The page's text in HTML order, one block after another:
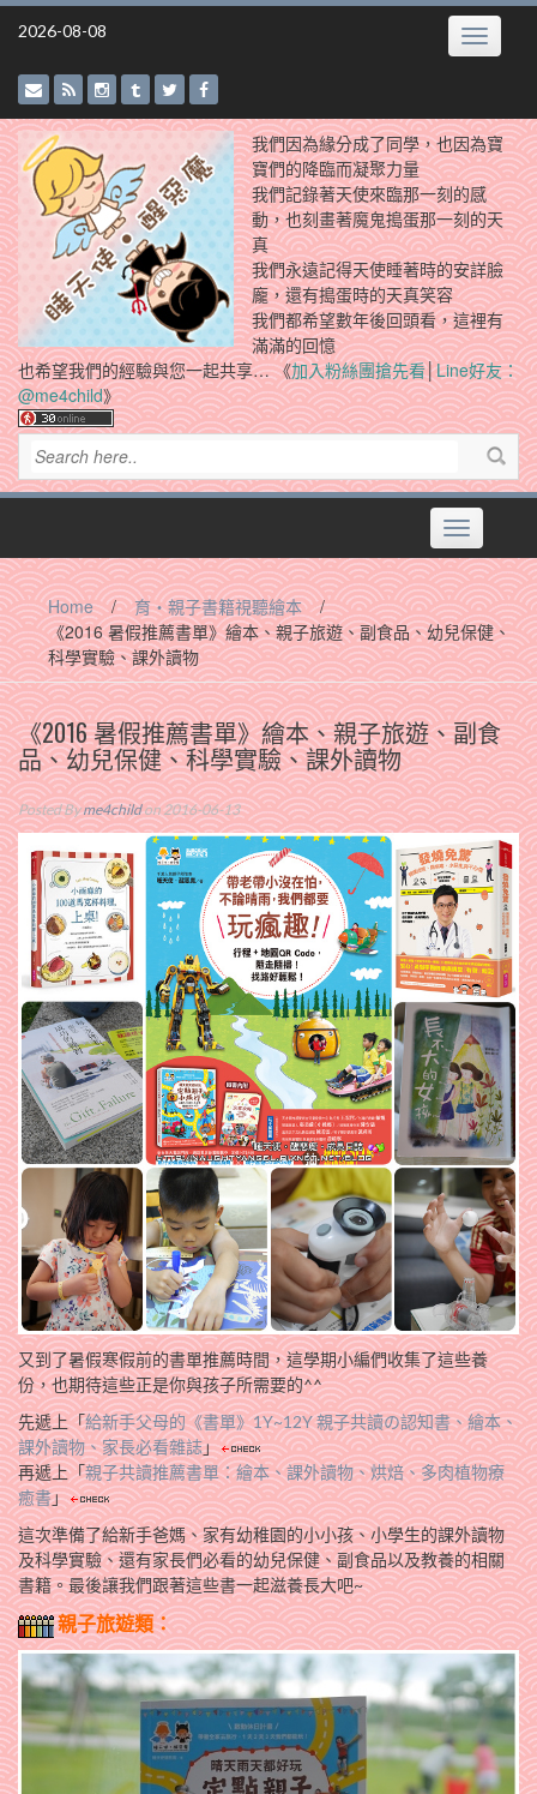
Skip
2026-08-08 Toggle
我們因為緣分成了同學，也因為寶
寶們的降臨而凝聚力量
我們記錄著天使來臨那一刻的感
動，也刻畫著魔鬼搗蛋那一刻的天
真
我們永遠記得天使睡著時的安詳臉
龐，還有搗蛋時的天真笑容
我們都希望數年後回頭看，這裡有
滿滿的回憶
也希望我們的經驗與您一起共享… 《加入粉絲團搶先看│Line好友：
@me4child》
Toggle
navigation
Home / 育‧親子書籍視聽繪本
/
《2016 暑假推薦書單》繪本、親子旅遊、副食品、幼兒保健、
科學實驗、課外讀物
《2016 暑假推薦書單》繪本、親子旅遊、副食
品、幼兒保健、科學實驗、課外讀物
Posted Byme4childon 2016-06-13
又到了暑假寒假前的書單推薦時間，這學期小編們收集了這些養
份，也期待這些正是你與孩子所需要的^^
先遞上「給新手父母的《書單》1Y~12Y 親子共讀の認知書、繪本、
課外讀物、家長必看雜誌」
再遞上「親子共讀推薦書單：繪本、課外讀物、烘焙、多肉植物療
癒書」
這次準備了給新手爸媽、家有幼稚園的小小孩、小學生的課外讀物
及科學實驗、還有家長們必看的幼兒保健、副食品以及教養的相關
書籍。最後讓我們跟著這些書一起滋養長大吧~
親子旅遊類：